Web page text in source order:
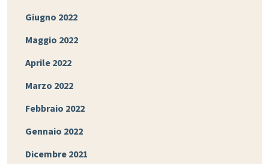
Giugno 2022
Maggio 2022
Aprile 2022
Marzo 2022
Febbraio 2022
Gennaio 2022
Dicembre 2021